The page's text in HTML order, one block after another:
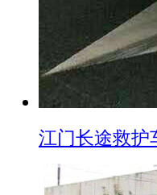
江门长途救护